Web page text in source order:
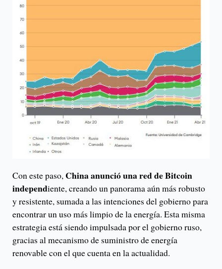
Con este paso, China anunció una red de Bitcoin
independiente, creando un panorama aún más robusto
y resistente, sumada a las intenciones del gobierno para
encontrar un uso más limpio de la energía. Esta misma
estrategia está siendo impulsada por el gobierno ruso,
gracias al mecanismo de suministro de energía
renovable con el que cuenta en la actualidad.